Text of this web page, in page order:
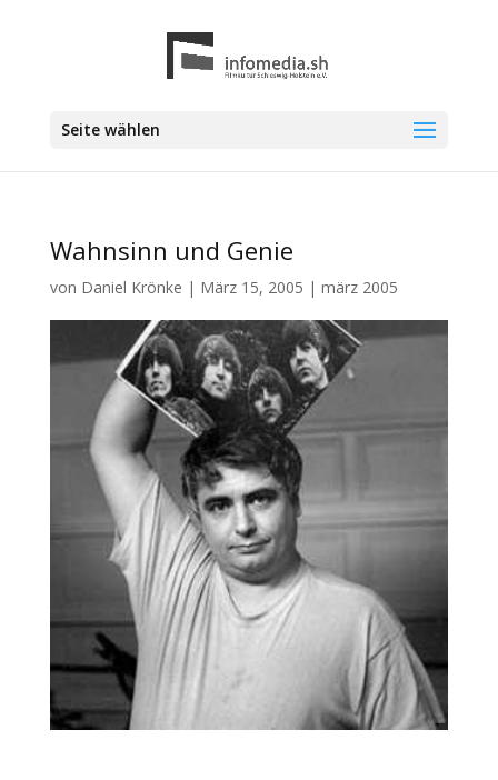
Seite wählen
Wahnsinn und Genie
von Daniel Krönke | März 15, 2005 | märz 2005